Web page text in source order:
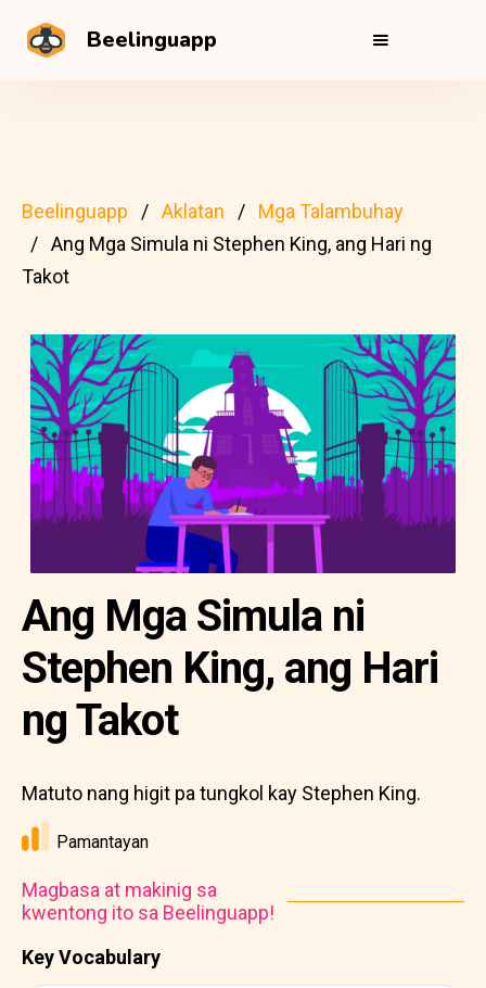
Beelinguapp
Beelinguapp Aklatan
Mga Talambuhay
Ang Mga Simula ni Stephen King, ang Hari ng
Takot
Key Vocabulary
Ang Mga Simula ni
Stephen King, ang Hari
ng Takot
Matuto nang higit pa tungkol kay Stephen King.
Pamantayan
Magbasa at makinig sa
kwentong ito sa Beelinguapp!